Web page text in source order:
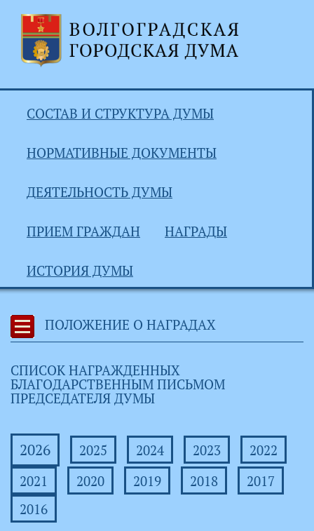
СОСТАВ И СТРУКТУРА ДУМЫ
НОРМАТИВНЫЕ ДОКУМЕНТЫ
ДЕЯТЕЛЬНОСТЬ ДУМЫ
ПРИЕМ ГРАЖДАН НАГРАДЫ
ИСТОРИЯ ДУМЫ
ПОЛОЖЕНИЕ О НАГРАДАХ
СПИСОК НАГРАЖДЕННЫХ
БЛАГОДАРСТВЕННЫМ ПИСЬМОМ
ПРЕДСЕДАТЕЛЯ ДУМЫ
2026 2025 2024 2023
2022
2021
2020 2019 2018
2017
2016